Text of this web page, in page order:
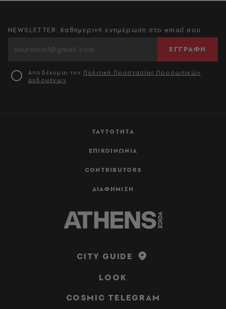
ΤΑΥΤΟΤΗΤΑ
ΕΠΙΚΟΙΝΩΝΙΑ
CONTRIBUTORS
ΔΙΑΦΗΜΙΣΗ
NEWSLETTER: Καθημερινή ενημέρωση στο email σου
ΕΓΓΡΑΦΗ
Αποδέχομαι την Πολιτική Προστασίας Προσωπικών
Δεδομένων
CITY GUIDE
LOOK
COSMIC TELEGRAM